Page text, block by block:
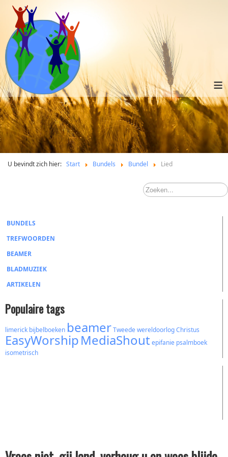
≡
U bevindt zich hier: Start Bundels Bundel Lied
BUNDELS
TREFWOORDEN
BEAMER
BLADMUZIEK
ARTIKELEN
Populaire tags
limerick bijbelboeken beamerTweede wereldoorlogChristus
EasyWorshipMediaShoutepifanie psalmboek
isometrisch